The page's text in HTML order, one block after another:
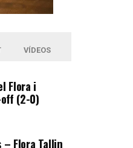
VÍDEOS
Flora i
(2-0)
– Flora Tallin